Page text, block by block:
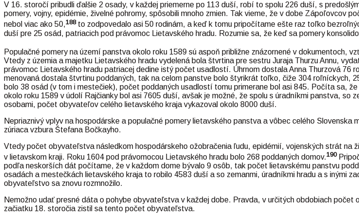
V 16. storočí pribudli ďalšie 2 osady, v každej priemerne po 113 duší, robí to spolu 226 duší, s
pomery, vojny, epidémie, živelné pohromy, spôsobili mnoho zmien. Tak vieme, že v dobe Zápoľovcov
nebol viac ako 50,188to zodpovedalo asi 50 rodinám, a keď k tomu pripočítame ešte raz toľko
duší pre 25 osád, patriacich pod právomoc Lietavského hradu. Rozumie sa, že keď sa pomery
Populačné pomery na území panstva okolo roku 1589 sú aspoň približne znázornené v dokumentoch,
Vtedy z územia a majetku Lietavského hradu vydelená bola štvrtina pre sestru Juraja Thurzu Annu,
právomoc Lietavského hradu patriacej dedine istý počet usadlostí. Úhrnom dostala Anna Thurzová
menovaná dostala štvrtinu poddaných, tak na celom panstve bolo štyrikrát toľko, čiže 304 roľníckych,
bolo 38 osád (v tom i mestečiek), počet poddaných usadlostí tomu primerane bol asi 845. Počíta sa,
okolo roku 1589 v údolí Rajčianky bol asi 7605 duší, avšak je možné, že spolu s úradníkmi panstva, so
osobami, počet obyvateľov celého lietavského kraja vykazoval okolo 8000 duší.
Nepriaznivý vplyv na hospodárske a populačné pomery lietavského panstva a vôbec celého
zúriaca vzbura Štefana Bočkayho.
Vtedy počet obyvateľstva následkom hospodárskeho ožobračenia ľudu, epidémií, vojenských strát na
v lietavskom kraji. Roku 1604 pod právomocou Lietavského hradu bolo 268 poddaných domov.190
podľa neskorších dát počítame, že v každom dome bývalo 9 osôb, tak počet lietavskému panstvu
osadách a mestečkách lietavského kraja to robilo 4583 duší a so zemanmi, úradníkmi hradu a s inými
obyvateľstvo sa znovu rozmnožilo.
Nemožno udať presné dáta o pohybe obyvateľstva v každej dobe. Pravda, v určitých obdobiach
začiatku 18. storočia zistil sa tento počet obyvateľstva.